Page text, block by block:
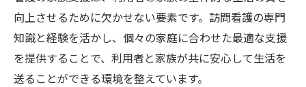
向上させるために欠かせない要素です。訪問看護の専門
知識と経験を活かし、個々の家庭に合わせた最適な支援
を提供することで、利用者と家族が共に安心して生活を
送ることができる環境を整えています。